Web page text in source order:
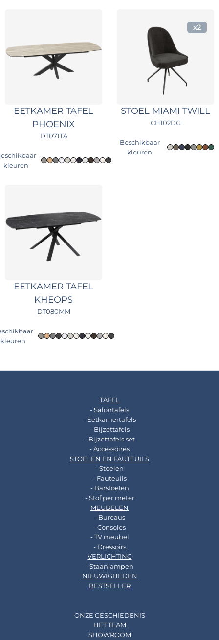
EETKAMER TAFEL
PHOENIX
DT071TA
kleuren
x2
STOEL MIAMI TWILL
CH102DG
Beschikbaar
kleuren
EETKAMER TAFEL
KHEOPS
DT080MM
kleuren
TAFEL
- Salontafels
- Eetkamertafels
- Bijzettafels
- Bijzettafels set
- Accessoires
STOELEN EN FAUTEUILS
- Stoelen
- Fauteuils
- Barstoelen
- Stof per meter
MEUBELEN
- Bureaus
- Consoles
- TV meubel
- Dressoirs
VERLICHTING
- Staanlampen
NIEUWIGHEDEN
BESTSELLER
ONZE GESCHIEDENIS
HET TEAM
SHOWROOM